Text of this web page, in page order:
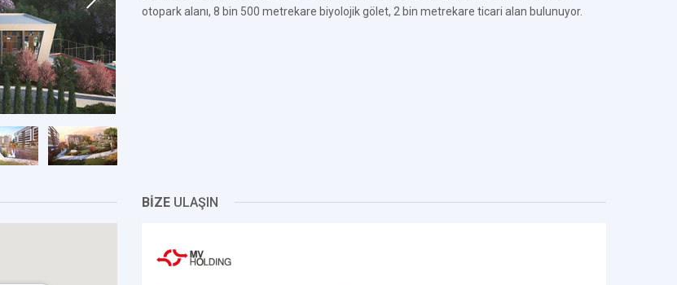
otopark alanı, 8 bin 500 metrekare biyolojik gölet, 2 bin metrekare ticari alan bulunuyor.
BİZE ULAŞIN